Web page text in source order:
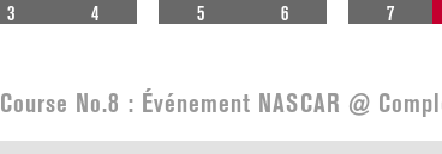
3 4 5 6 7
Course No.8 : Événement NASCAR @